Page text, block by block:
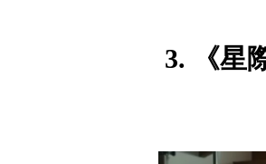
3. 《星